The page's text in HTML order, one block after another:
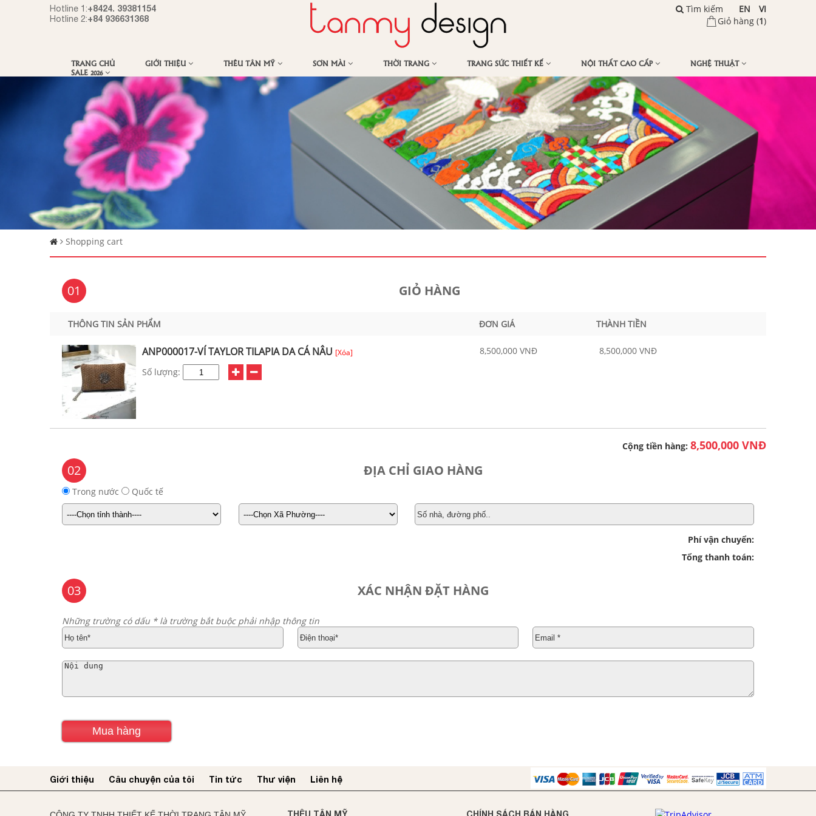
Hotline 1:+8424. 39381154
Hotline 2:+84 936631368 Giỏ hàng (1)
VI
EN
Tìm kiếm
TRANG CHỦ GIỚI THIỆU THÊU TÂN MỸ SƠN MÀI THỜI TRANG TRANG SỨC THIẾT KẾ NỘI THẤT CAO CẤP
NGHỆ THUẬT
SALE 2026
Shopping cart
01 GIỎ HÀNG
THÔNG TIN SẢN PHẨM ĐƠN GIÁ THÀNH TIỀN
ANP000017-VÍ TAYLOR TILAPIA DA CÁ NÂU [Xóa]
Số lượng:
8,500,000 VNĐ 8,500,000 VNĐ
Cộng tiền hàng: 8,500,000 VNĐ
02 ĐỊA CHỈ GIAO HÀNG
Trong nước Quốc tế
Phí vận chuyển:
Tổng thanh toán:
03 XÁC NHẬN ĐẶT HÀNG
Những trường có dấu * là trường bắt buộc phải nhập thông tin
Giới thiệu Câu chuyện của tôi Tin tức Thư viện Liên hệ
THÊU TÂN MỸ CHÍNH SÁCH BÁN HÀNG